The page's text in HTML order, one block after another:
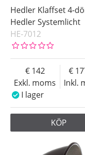
Hedler Klaffset 4-
Hedler Systemlicht
HE-7012
Exkl. moms
142
Inkl.
I lager
KÖP